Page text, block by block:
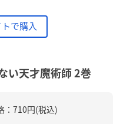
で購入
い天才魔術師 2巻
：710円(税込)